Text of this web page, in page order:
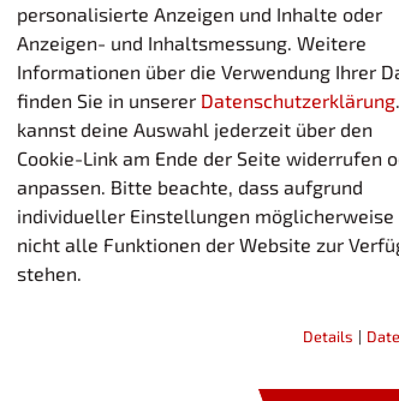
personalisierte Anzeigen und Inhalte oder
Anzeigen- und Inhaltsmessung. Weitere
Informationen über die Verwendung Ihrer
finden Sie in unserer Datenschutzerklärung
kannst deine Auswahl jederzeit über den
Cookie-Link am Ende der Seite widerrufen
anpassen. Bitte beachte, dass aufgrund
individueller Einstellungen möglicherweise
nicht alle Funktionen der Website zur
stehen.
Details |